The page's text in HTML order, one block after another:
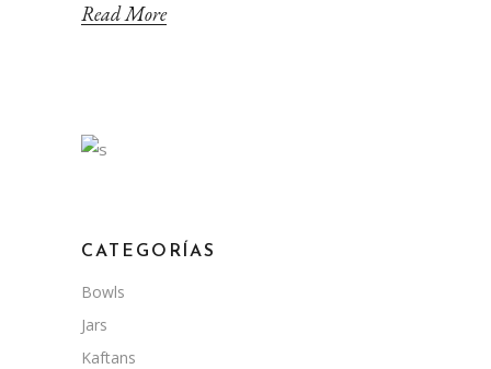
Read More
CATEGORÍAS
Bowls
Jars
Kaftans